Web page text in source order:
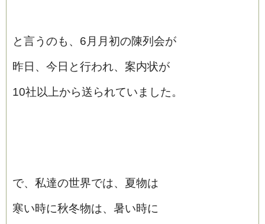
と言うのも、6月月初の陳列会が
昨日、今日と行われ、案内状が
10社以上から送られていました。
で、私達の世界では、夏物は
寒い時に秋冬物は、暑い時に